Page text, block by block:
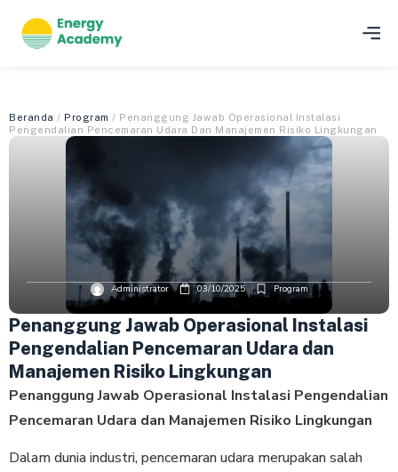
Beranda / Program / Penanggung Jawab Operasional Instalasi
Pengendalian Pencemaran Udara Dan Manajemen Risiko Lingkungan
Administrator 03/10/2025 Program
Penanggung Jawab Operasional Instalasi
Pengendalian Pencemaran Udara dan
Manajemen Risiko Lingkungan
Penanggung Jawab Operasional Instalasi Pengendalian
Pencemaran Udara dan Manajemen Risiko Lingkungan
Dalam dunia industri, pencemaran udara merupakan salah